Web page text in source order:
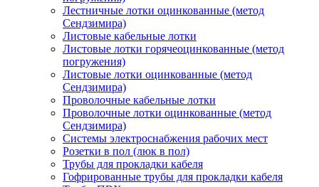
Лестничные лотки оцинкованные (метод
Сендзимира)
Листовые кабельные лотки
Листовые лотки горячеоцинкованные (метод
погружения)
Листовые лотки оцинкованные (метод
Сендзимира)
Проволочные кабельные лотки
Проволочные лотки оцинкованные (метод
Сендзимира)
Системы электроснабжения рабочих мест
Розетки в пол (люк в пол)
Трубы для прокладки кабеля
Гофрированные трубы для прокладки кабеля